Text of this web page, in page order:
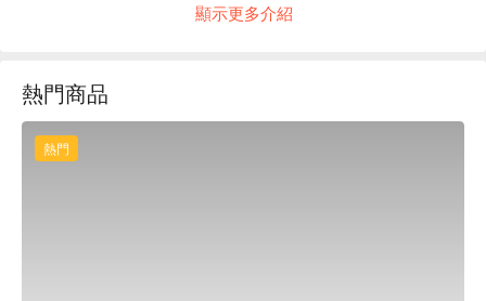
薇閣精品旅館推薦：步行 5 分鐘即可到達捷運劍南站。斥資
薇閣大直旗艦館優惠、薇閣大直旗艦館住宿方案、薇閣大直旗
艦館休息方案立刻查看⬇︎
營業人名稱：登峰旅館股份有限公司
統一編號：27316811
顯示更多介紹
熱門商品
熱門